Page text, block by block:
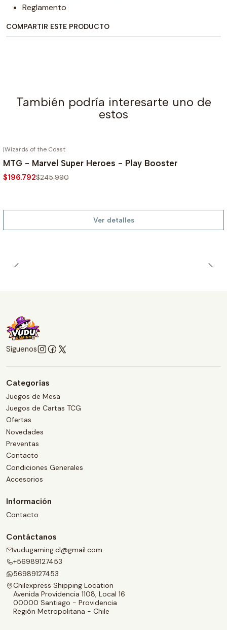
Reglamento
COMPARTIR ESTE PRODUCTO
También podría interesarte uno de
estos
-20%
|Wizards of the Coast
MTG - Marvel Super Heroes - Play Booster
$196.792$245.990
Ver detalles
Síguenos
Categorías
Juegos de Mesa
Juegos de Cartas TCG
Ofertas
Novedades
Preventas
Contacto
Condiciones Generales
Accesorios
Información
Contacto
Contáctanos
vudugaming.cl@gmail.com
+56989127453
56989127453
Chilexpress Shipping Location
Avenida Providencia 1108, Local 16
00000 Santiago - Providencia
Región Metropolitana - Chile